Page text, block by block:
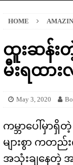
[
[
[
HOME
ထူးဆန်း
မီးရထား
May 3, 2020
ကမ္ဘာပေါ်မှာ
များစွာ ကတ
အသုံးချနေတဲ့ အရ